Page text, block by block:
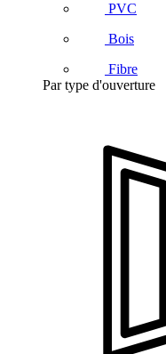
PVC
Bois
Fibre
Par type d'ouverture